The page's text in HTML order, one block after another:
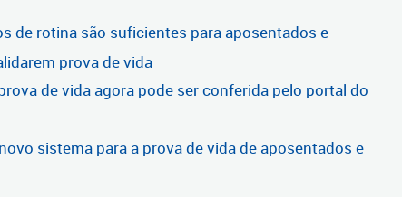
de rotina são suficientes para aposentados e
prova de vida
de vida agora pode ser conferida pelo portal do
sistema para a prova de vida de aposentados e